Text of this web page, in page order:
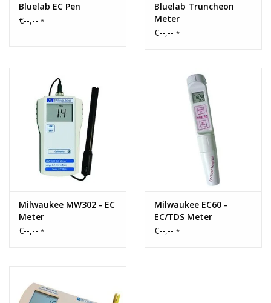
Bluelab EC Pen
€--,-- *
Bluelab Truncheon
Meter
€--,-- *
Milwaukee MW302 - EC
Meter
€--,-- *
Milwaukee EC60 -
EC/TDS Meter
€--,-- *